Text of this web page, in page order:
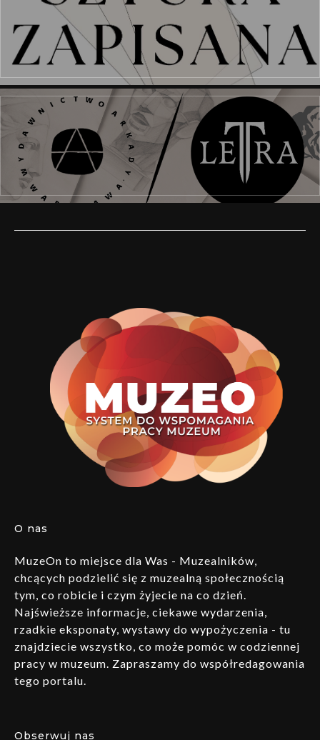
O nas
MuzeOn to miejsce dla Was - Muzealników,
chcących podzielić się z muzealną społecznością
tym, co robicie i czym żyjecie na co dzień.
Najświeższe informacje, ciekawe wydarzenia,
rzadkie eksponaty, wystawy do wypożyczenia - tu
znajdziecie wszystko, co może pomóc w codziennej
pracy w muzeum. Zapraszamy do współredagowania
tego portalu.
Obserwuj nas